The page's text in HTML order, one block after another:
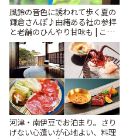
風鈴の音色に誘われて歩く夏の
鎌倉さんぽ♪由緒ある社の参拝
と老舗のひんやり甘味も | こと
りっぷ
河津・南伊豆でお泊まり。さり
げない心遣いが心地よい、料理